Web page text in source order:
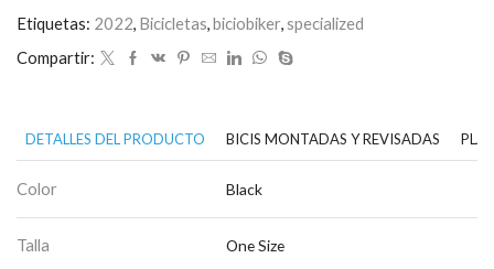
Etiquetas: 2022, Bicicletas,biciobiker,specialized
Compartir:
DETALLES DEL PRODUCTO BICIS MONTADAS Y REVISADAS
Color Black
Talla One Size